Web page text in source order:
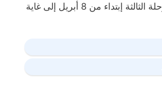
دجنبر والمرحلة الثانية إبتداء من 08 يناير إلى غاية 13 يناير 2024. اما الدورة الثانية المرحلة الثالثة إبتداء من 8 أبريل إلى غاية